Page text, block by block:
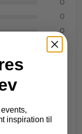
0
0
0
0,0
inspiration til